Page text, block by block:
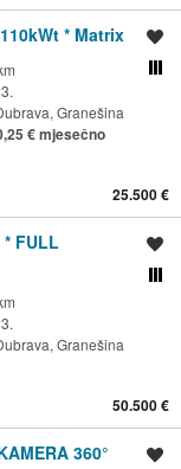
* Matrix
Granešina
€ mjesečno
25.500 €
* FULL
Granešina
50.500 €
360°